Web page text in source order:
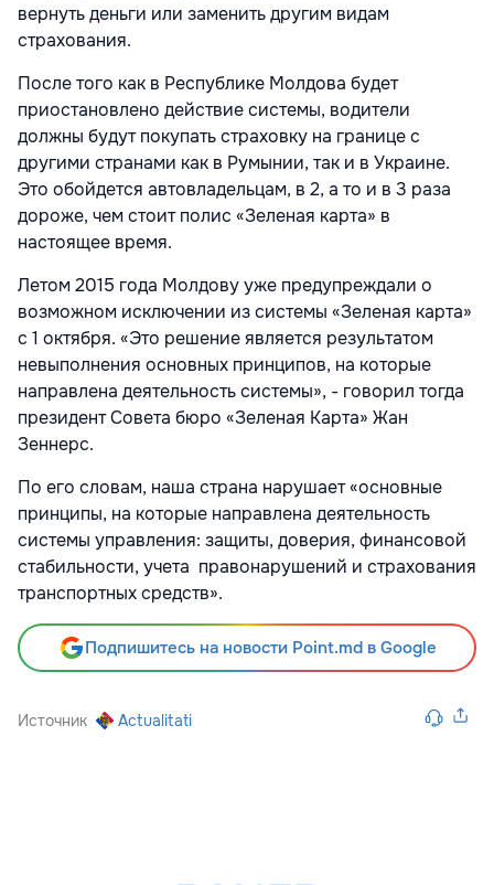
вернуть деньги или заменить другим видам
страхования.
После того как в Республике Молдова будет
приостановлено действие системы, водители
должны будут покупать страховку на границе с
другими странами как в Румынии, так и в Украине.
Это обойдется автовладельцам, в 2, а то и в 3 раза
дороже, чем стоит полис «Зеленая карта» в
настоящее время.
Летом 2015 года Молдову уже предупреждали о
возможном исключении из системы «Зеленая карта»
с 1 октября. «Это решение является результатом
невыполнения основных принципов, на которые
направлена деятельность системы», - говорил тогда
президент Совета бюро «Зеленая Карта» Жан
Зеннерс.
По его словам, наша страна нарушает «основные
принципы, на которые направлена деятельность
системы управления: защиты, доверия, финансовой
стабильности, учета правонарушений и страхования
транспортных средств».
Подпишитесь на новости Point.md в Google
Источник Actualitati